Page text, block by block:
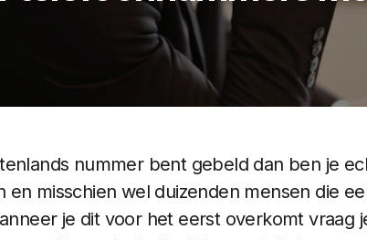
nummer bent gebeld dan ben je
en misschien wel duizenden mensen die
je dit voor het eerst overkomt vraag